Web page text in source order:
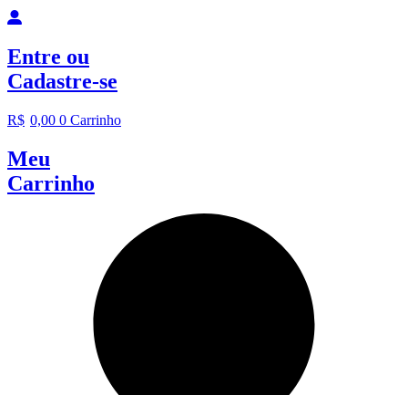
Entre ou
Cadastre-se
R$ 0,00 0 Carrinho
Meu
Carrinho